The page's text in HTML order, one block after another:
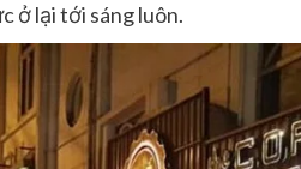
ở lại tới sáng luôn.